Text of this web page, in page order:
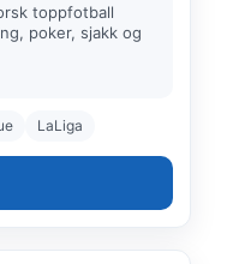
toppfotball
poker, sjakk og
LaLiga